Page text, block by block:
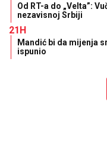
Od RT-a do „Velta”:
nezavisnoj Srbiji
21H
Mandić bi da mijenja
ispunio